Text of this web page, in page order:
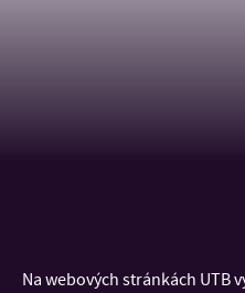
Na webových stránkách UTB